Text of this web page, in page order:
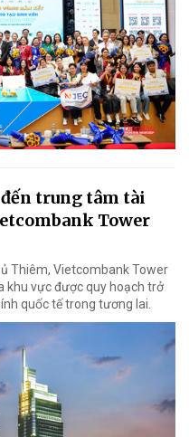
trung tâm tài
Tower
Thiêm, Vietcombank Tower
khu vực được quy hoạch trở
quốc tế trong tương lai.